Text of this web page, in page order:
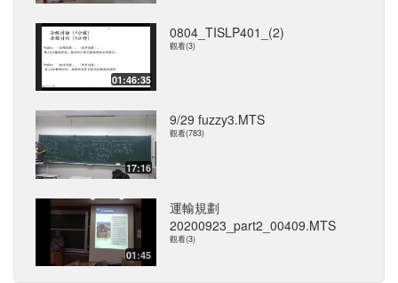
01:46:35
0804_TISLP401_(2)
觀看(3)
17:16
9/29 fuzzy3.MTS
觀看(783)
01:45
運輸規劃
20200923_part2_00409.MTS
觀看(3)